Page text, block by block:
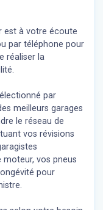
est à votre écoute
par téléphone pour
réaliser la
par
meilleurs garages
le réseau de
vos révisions
vos pneus
pour